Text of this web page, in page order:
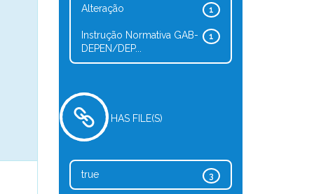
1
Alteração
1
Instrução Normativa GAB-
DEPEN/DEP...
HAS FILE(S)
3
true